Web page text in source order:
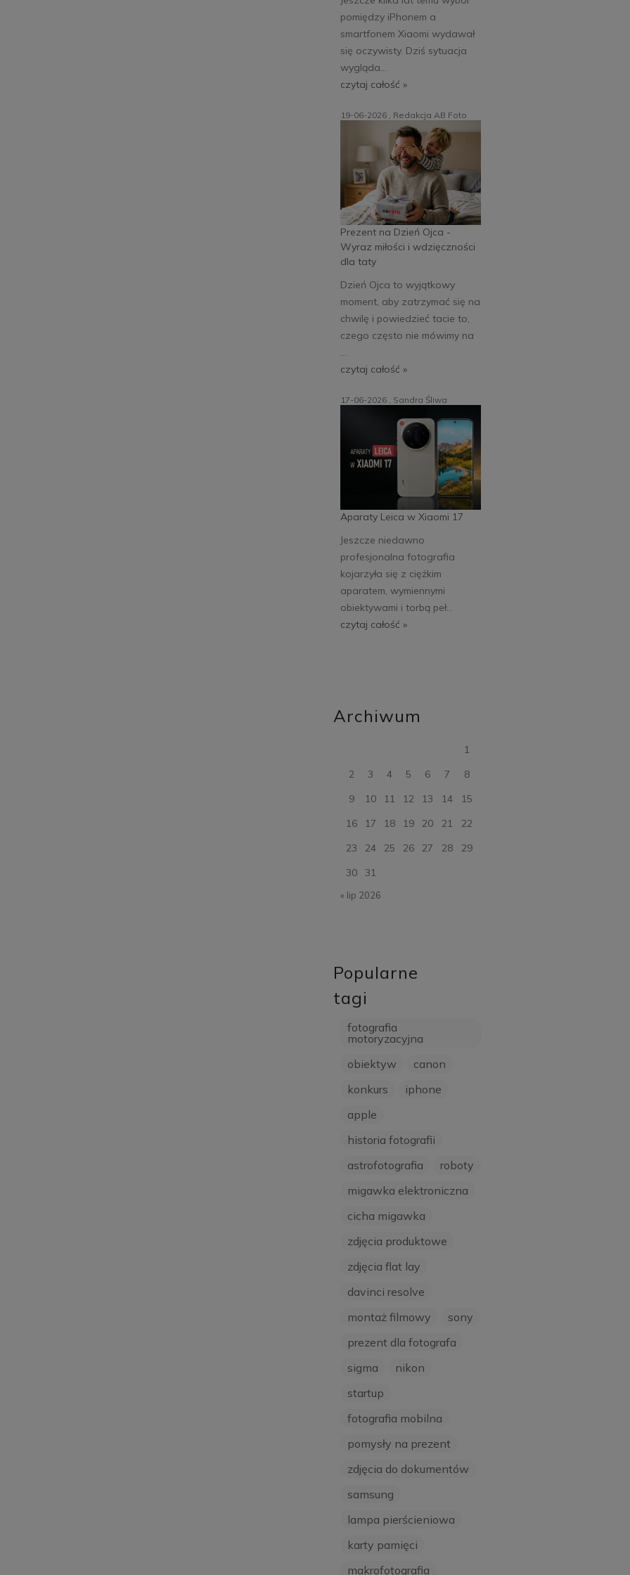
pomiędzy iPhonem a
smartfonem Xiaomi wydawał
się oczywisty. Dziś sytuacja
wygląda...
czytaj całość »
Prezent na Dzień Ojca -
Wyraz miłości i wdzięczności
dla taty
19-06-2026 , Redakcja AB Foto
Dzień Ojca to wyjątkowy
moment, aby zatrzymać się na
chwilę i powiedzieć tacie to,
czego często nie mówimy na
...
czytaj całość »
Aparaty Leica w Xiaomi 17
17-06-2026 , Sandra Śliwa
Jeszcze niedawno
profesjonalna fotografia
kojarzyła się z ciężkim
aparatem, wymiennymi
obiektywami i torbą peł...
czytaj całość »
Archiwum
1
2
3 4 5 6 7
8
9
10 11 12 13 14
15
16
17 18 19 20 21
22
23
24 25 26 27 28
29
30
31
« lip 2026
Popularne
tagi
fotografia
motoryzacyjna
obiektyw
canon
konkurs
iphone
apple
historia fotografii
astrofotografia
roboty
migawka elektroniczna
cicha migawka
zdjęcia produktowe
zdjęcia flat lay
davinci resolve
montaż filmowy
sony
prezent dla fotografa
sigma
nikon
startup
fotografia mobilna
pomysły na prezent
zdjęcia do dokumentów
samsung
lampa pierścieniowa
karty pamięci
makrofotografia